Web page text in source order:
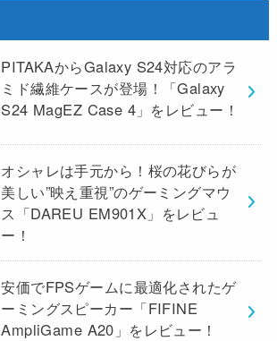
PITAKAからGalaxy S24対応のアラ
ミド繊維ケースが登場！「Galaxy
S24 MagEZ Case 4」をレビュー！
オシャレは手元から！桜の花びらが
美しい”映え重視”のゲーミングマウ
ス「DAREU EM901X」をレビュ
ー！
安価でFPSゲームに最適化されたゲ
ーミングスピーカー「FIFINE
AmpliGame A20」をレビュー！